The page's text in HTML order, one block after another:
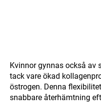
Kvinnor gynnas också av
tack vare ökad
östrogen. Denna
snabbare återhämtning